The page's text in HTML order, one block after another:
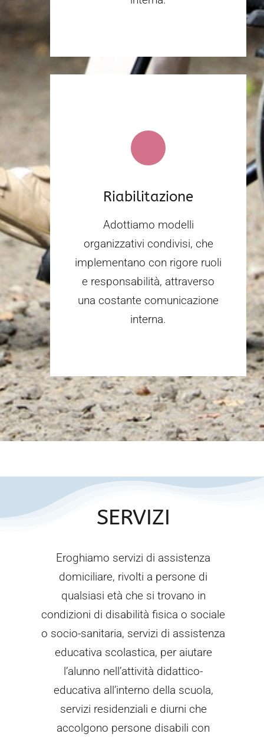
Riabilitazione
Adottiamo modelli
organizzativi condivisi, che
implementano con rigore ruoli
e responsabilità, attraverso
una costante comunicazione
interna.
SERVIZI
Eroghiamo servizi di assistenza
domiciliare, rivolti a persone di
qualsiasi età che si trovano in
condizioni di disabilità fisica o sociale
o socio-sanitaria, servizi di assistenza
educativa scolastica, per aiutare
l’alunno nell’attività didattico-
educativa all’interno della scuola,
servizi residenziali e diurni che
accolgono persone disabili con